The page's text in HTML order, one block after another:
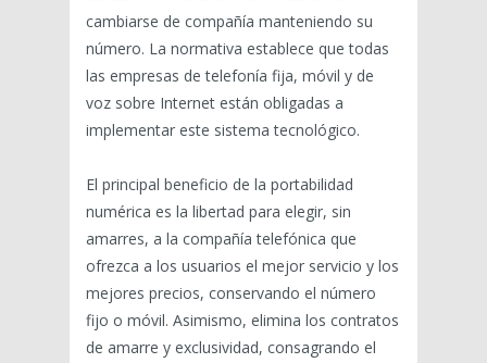
cambiarse de compañía manteniendo su
número. La normativa establece que todas
las empresas de telefonía fija, móvil y de
voz sobre Internet están obligadas a
implementar este sistema tecnológico.
El principal beneficio de la portabilidad
numérica es la libertad para elegir, sin
amarres, a la compañía telefónica que
ofrezca a los usuarios el mejor servicio y los
mejores precios, conservando el número
fijo o móvil. Asimismo, elimina los contratos
de amarre y exclusividad, consagrando el